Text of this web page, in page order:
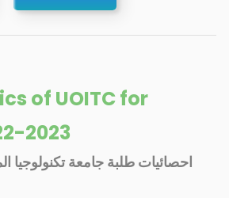
of UOITC for
2023
احصائيات طلبة جامعة تكنولوجيا